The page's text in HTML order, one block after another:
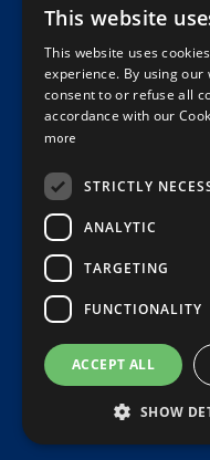
By subscribing, you agree to our
from our firm.
© 2026 Dubé Latreille
Privacy Policy
Cookie Policy
Terms of Service
This website
This website uses
experience. By using our
consent to or refuse all
accordance with our
more
STRICTLY
ANALYTIC
TARGETING
FUNCTIONALITY
ACCEPT ALL
SHOW